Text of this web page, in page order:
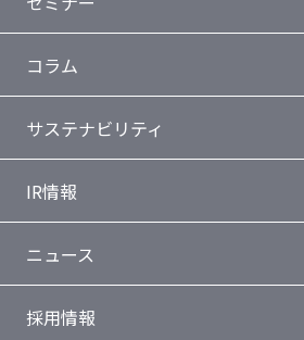
コラム
サステナビリティ
IR情報
ニュース
採用情報